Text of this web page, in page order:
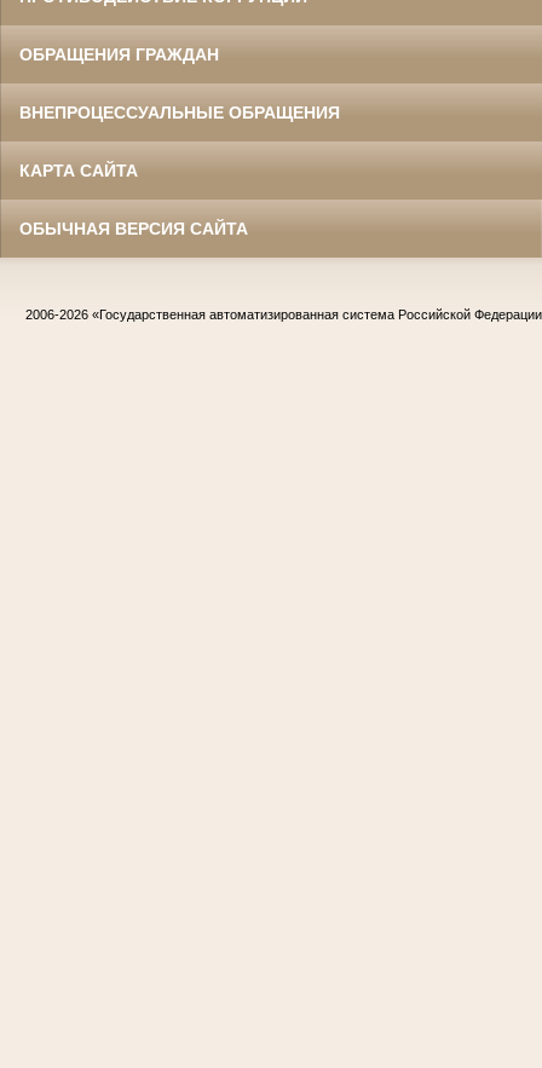
ОБРАЩЕНИЯ ГРАЖДАН
ВНЕПРОЦЕССУАЛЬНЫЕ ОБРАЩЕНИЯ
КАРТА САЙТА
ОБЫЧНАЯ ВЕРСИЯ САЙТА
2006-2026 «Государственная автоматизированная система Российской